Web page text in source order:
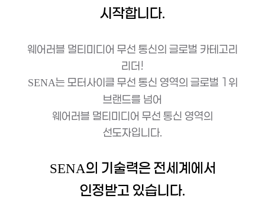
시작합니다.
웨어러블 멀티미디어 무선 통신의 글로벌 카테고리
리더!
SENA는 모터사이클 무선 통신 영역의 글로벌 1위
브랜드를 넘어
웨어러블 멀티미디어 무선 통신 영역의
선도자입니다.
SENA의 기술력은 전세계에서
인정받고 있습니다.